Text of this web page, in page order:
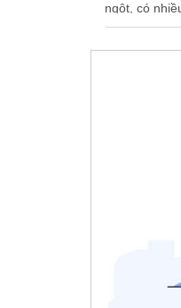
ngột, có
nhận mình